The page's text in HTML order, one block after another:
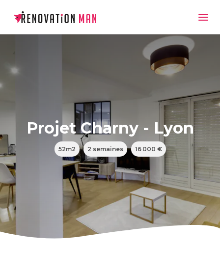
Projet Charny - Lyon
52m2 2 semaines 16 000 €